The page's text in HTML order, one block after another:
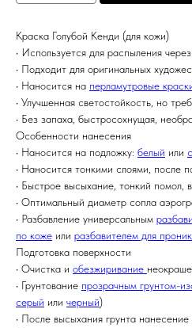
Краска Голубой Кенди (для кожи)
• Используется для распыления
• Подходит для оригинальных
• Наносится на перламутровые
• Улучшенная светостойкость, но
• Без запаха, быстросохнущая,
Особенности нанесения
• Наносится на подложку: белый или
• Наносится тонкими слоями, после
• Быстрое высыхание, тонкий помол,
• Оптимальный диаметр сопла
• Разбавление универсальным
по коже или разбавителем для
Подготовка поверхности
• Очистка и обезжиривание
• Грунтование прозрачным грунтом-
серый или черный)
• После высыхания грунта